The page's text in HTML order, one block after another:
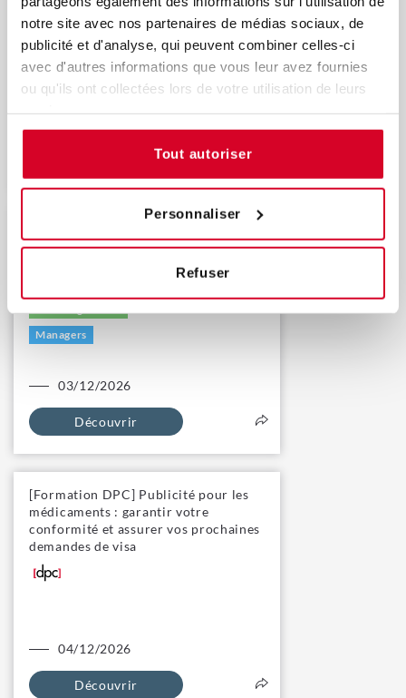
notre site avec nos partenaires de médias sociaux, de
publicité et d'analyse, qui peuvent combiner celles-ci
avec d'autres informations que vous leur avez fournies
ou qu'ils ont collectées lors de votre utilisation de leurs
Tout autoriser
Personnaliser
Refuser
Actualité réglementaire
Promotionnelle (IP) : référentiel de
certification et mise en conformité
(démarchage/prospection)
Managers
03/12/2026
Découvrir
[Formation DPC] Publicité pour les
médicaments : garantir votre
conformité et assurer vos prochaines
demandes de visa
04/12/2026
Découvrir